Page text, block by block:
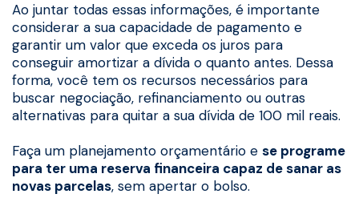
Ao juntar todas essas informações, é importante
considerar a sua capacidade de pagamento e
garantir um valor que exceda os juros para
conseguir amortizar a dívida o quanto antes. Dessa
forma, você tem os recursos necessários para
buscar negociação, refinanciamento ou outras
alternativas para quitar a sua dívida de 100 mil reais.
Faça um planejamento orçamentário e se programe
para ter uma reserva financeira capaz de sanar as
novas parcelas, sem apertar o bolso.